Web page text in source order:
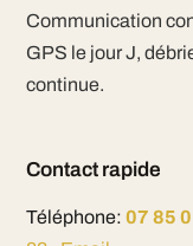
Communication
GPS le jour J,
continue.
Contact rapide
Téléphone: 07 85